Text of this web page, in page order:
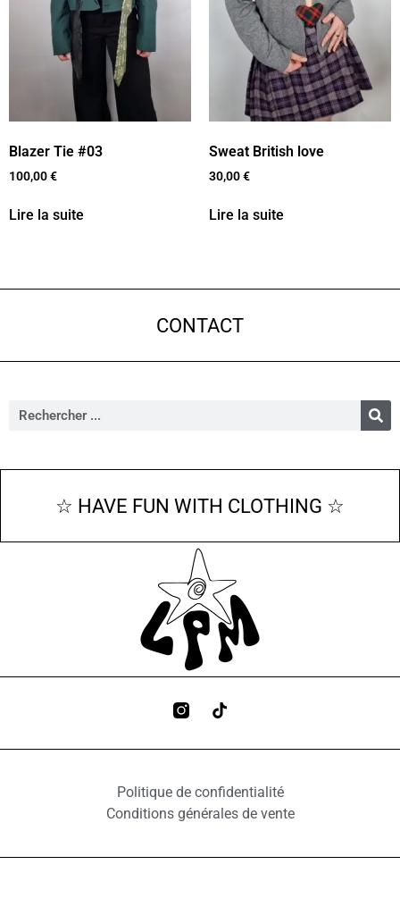
Blazer Tie #03
100,00€
Lire la suite
Sweat British love
30,00€
Lire la suite
CONTACT
☆ HAVE FUN WITH CLOTHING ☆
Politique de confidentialité
Conditions générales de vente